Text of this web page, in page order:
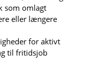
som omlagt
eller længere
for aktivt
til fritidsjob